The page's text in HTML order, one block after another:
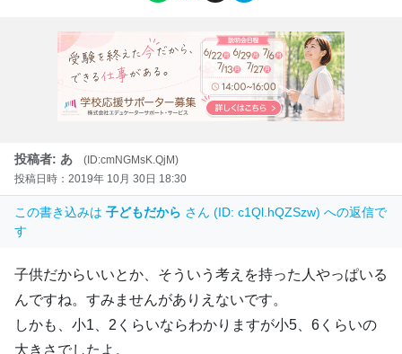
投稿者: あ
(ID:cmNGMsK.QjM)
投稿日時：2019年 10月 30日 18:30
この書き込みは 子どもだから さん (ID: c1Ql.hQZSzw) への返信で
す
子供だからいいとか、そういう考えを持った人やっぱいる
んですね。すみませんがありえないです。
しかも、小1、2くらいならわかりますが小5、6くらいの
大きさでしたよ。